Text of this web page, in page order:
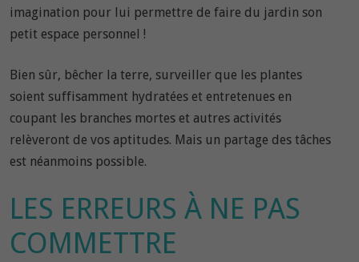
imagination pour lui permettre de faire du jardin son
petit espace personnel !
Bien sûr, bêcher la terre, surveiller que les plantes
soient suffisamment hydratées et entretenues en
coupant les branches mortes et autres activités
relèveront de vos aptitudes. Mais un partage des tâches
est néanmoins possible.
LES ERREURS À NE PAS
COMMETTRE